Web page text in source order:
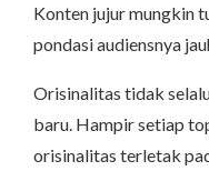
Konten jujur mungkin
pondasi audiensnya
Orisinalitas tidak
baru. Hampir setiap
orisinalitas terletak